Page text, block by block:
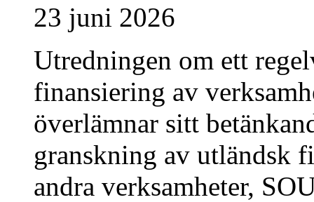
23 juni 2026
Utredningen om ett
finansiering av
överlämnar sitt
granskning av utländsk
andra verksamheter,